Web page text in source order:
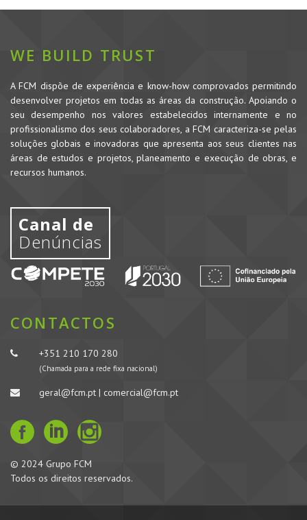
WE BUILD TRUST
A FCM dispõe de experiência e know-how comprovados permitindo
desenvolver projetos em todas as áreas da construção. Apoiando o
seu desempenho nos valores estabelecidos internamente e no
profissionalismo dos seus colaboradores, a FCM caracteriza-se pelas
soluções globais e inovadoras que apresenta aos seus clientes nas
áreas de estudos e projetos, planeamento e execução de obras, e
recursos humanos.
Canal de
Denúncias
CONTACTOS
+351 210 170 280
(Chamada para a rede fixa nacional)
geral@fcm.pt | comercial@fcm.pt
© 2024 Grupo FCM
Todos os direitos reservados.